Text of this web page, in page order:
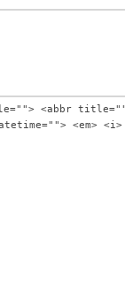
<abbr
<em>